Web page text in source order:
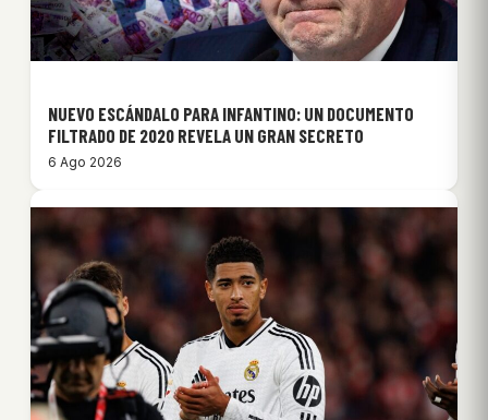
NUEVO ESCÁNDALO PARA INFANTINO: UN DOCUMENTO
FILTRADO DE 2020 REVELA UN GRAN SECRETO
6 Ago 2026